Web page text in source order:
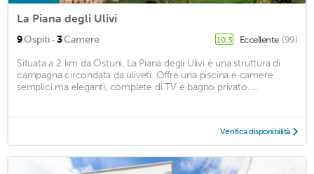
La Piana degli Ulivi
9Ospiti · 3Camere 10,3 Eccellente (99)
Situata a 2 km da Ostuni, La Piana degli Ulivi è una struttura di
campagna circondata da uliveti. Offre una piscina e camere
semplici ma eleganti, complete di TV e bagno privato. ...
Verifica disponibilità